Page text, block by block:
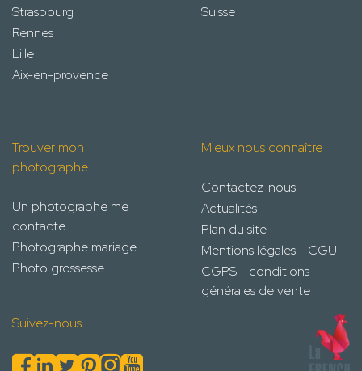
Strasbourg
Rennes
Lille
Aix-en-provence
Suisse
Trouver mon
photographe
Un photographe me
contacte
Photographe mariage
Photo grossesse
Mieux nous connaître
Contactez-nous
Actualités
Plan du site
Mentions légales - CGU
CGPS - conditions
générales de vente
Suivez-nous